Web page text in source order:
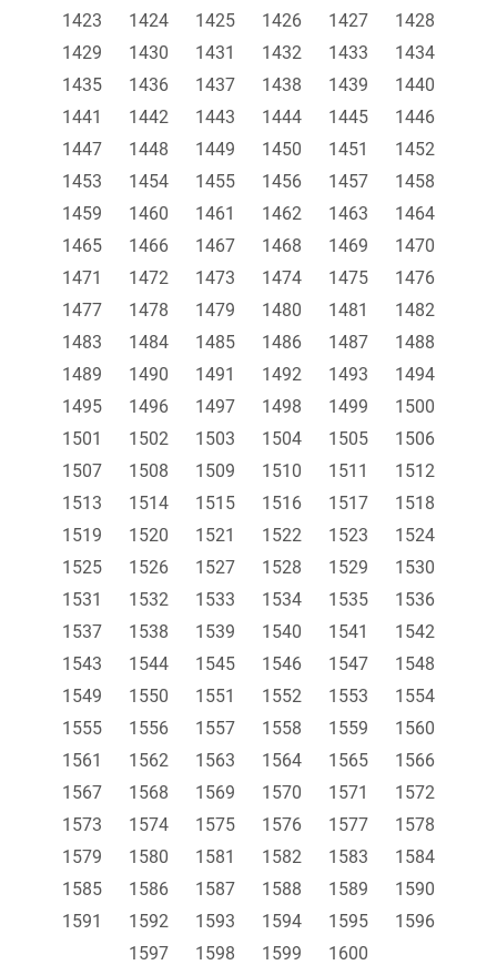
1423
1424 1425 1426 1427
1428
1429
1430 1431 1432 1433
1434
1435
1436 1437 1438 1439
1440
1441
1442 1443 1444 1445
1446
1447
1448 1449 1450 1451
1452
1453
1454 1455 1456 1457
1458
1459
1460 1461 1462 1463
1464
1465
1466 1467 1468 1469
1470
1471
1472 1473 1474 1475
1476
1477
1478 1479 1480 1481
1482
1483
1484 1485 1486 1487
1488
1489
1490 1491 1492 1493
1494
1495
1496 1497 1498 1499
1500
1501
1502 1503 1504 1505
1506
1507
1508 1509 1510 1511
1512
1513
1514 1515 1516 1517
1518
1519
1520 1521 1522 1523
1524
1525
1526 1527 1528 1529
1530
1531
1532 1533 1534 1535
1536
1537
1538 1539 1540 1541
1542
1543
1544 1545 1546 1547
1548
1549
1550 1551 1552 1553
1554
1555
1556 1557 1558 1559
1560
1561
1562 1563 1564 1565
1566
1567
1568 1569 1570 1571
1572
1573
1574 1575 1576 1577
1578
1579
1580 1581 1582 1583
1584
1585
1586 1587 1588 1589
1590
1591
1592 1593 1594 1595
1596
1597
1598 1599 1600